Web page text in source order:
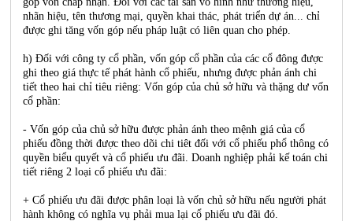
nhãn hiệu, tên thương mại, quyền khai thác, phát triển dự án... chỉ
được ghi tăng vốn góp nếu pháp luật có liên quan cho phép.
h) Đối với công ty cổ phần, vốn góp cổ phần của các cổ đông được
ghi theo giá thực tế phát hành cổ phiếu, nhưng được phản ánh chi
tiết theo hai chỉ tiêu riêng: Vốn góp của chủ sở hữu và thặng dư vốn
cổ phần:
- Vốn góp của chủ sở hữu được phản ánh theo mệnh giá của cổ
phiếu đồng thời được theo dõi chi tiêt đối với cổ phiếu phổ thông có
quyền biểu quyết và cổ phiếu ưu đãi. Doanh nghiệp phải kế toán chi
tiết riêng 2 loại cổ phiếu ưu đãi:
+ Cổ phiếu ưu đãi được phân loại là vốn chủ sở hữu nếu người phát
hành không có nghĩa vụ phải mua lại cổ phiếu ưu đãi đó.